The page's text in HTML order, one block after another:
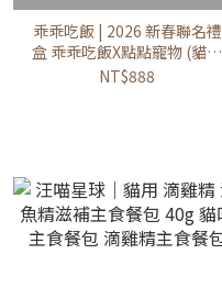
乖乖吃飯 | 2026 新春聯名禮
盒 乖乖吃飯X點點寵物 (貓咪
年菜 寵物年菜)
NT$888